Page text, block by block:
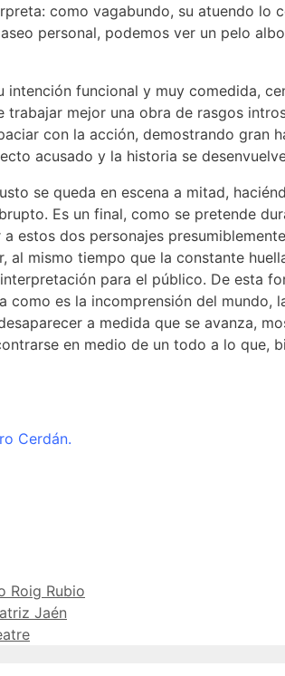
como vagabundo, su atuendo lo
personal, podemos ver un pelo
funcional y muy comedida,
mejor una obra de rasgos
con la acción, demostrando gran
acusado y la historia se
se queda en escena a mitad,
Es un final, como se pretende
estos dos personajes
al mismo tiempo que la constante
para el público. De esta
es la incomprensión del mundo,
a medida que se avanza,
en medio de un todo a lo que,
Cerdán.
Roig Rubio
Jaén